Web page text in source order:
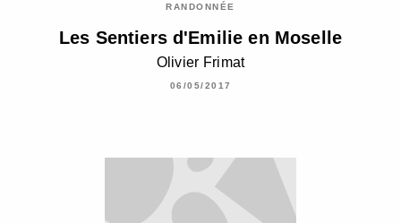
RANDONNÉE
Les Sentiers d'Emilie en Moselle
Olivier Frimat
06/05/2017